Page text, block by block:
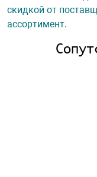
скидкой от
ассортимент.